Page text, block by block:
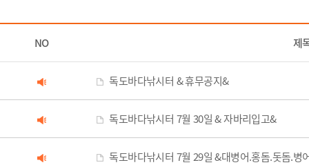
NO 제
독도바다낚시터 & 휴무공지&
독도바다낚시터 7월 30일 & 자바리입고&
독도바다낚시터 7월 29일 &대병어.홍돔.돗돔.병